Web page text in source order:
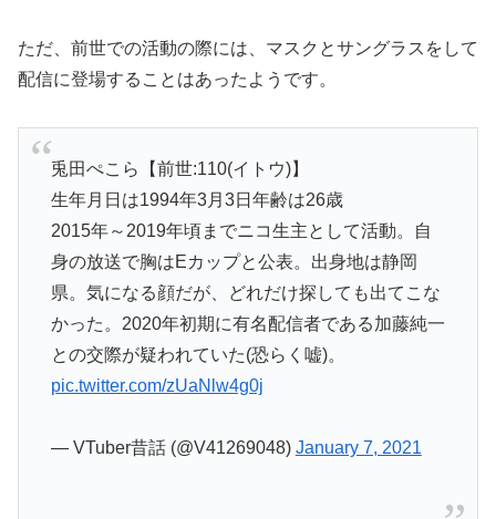
ただ、前世での活動の際には、マスクとサングラスをして
配信に登場することはあったようです。
兎田ぺこら【前世:110(イトウ)】
生年月日は1994年3月3日年齢は26歳
2015年～2019年頃までニコ生主として活動。自
身の放送で胸はEカップと公表。出身地は静岡
県。気になる顔だが、どれだけ探しても出てこな
かった。2020年初期に有名配信者である加藤純一
との交際が疑われていた(恐らく嘘)。
pic.twitter.com/zUaNlw4g0j
— VTuber昔話 (@V41269048) January 7, 2021